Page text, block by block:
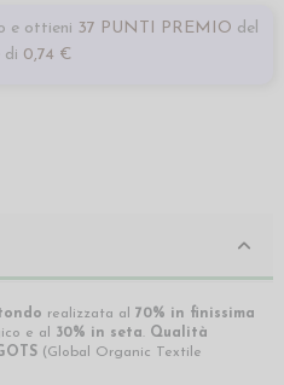
e ottieni 37 PUNTI PREMIO del
di 0,74 €
realizzata al 70% in finissima
e al 30% in seta. Qualità
(Global Organic Textile